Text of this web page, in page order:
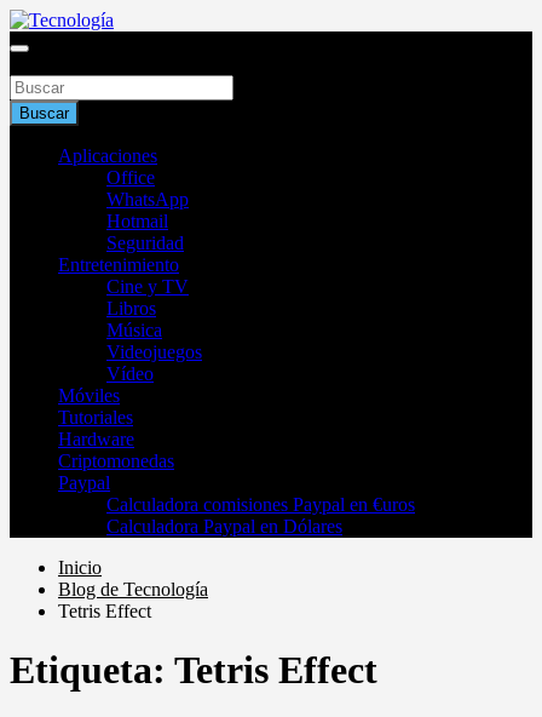
Saltar
al
Tecnología
Buscar
Aplicaciones
Office
WhatsApp
Hotmail
Seguridad
Entretenimiento
Cine y TV
Libros
Música
Videojuegos
Vídeo
Móviles
Tutoriales
Hardware
Criptomonedas
Paypal
Calculadora comisiones Paypal en €uros
Calculadora Paypal en Dólares
Inicio
Blog de Tecnología
Tetris Effect
Etiqueta: Tetris Effect